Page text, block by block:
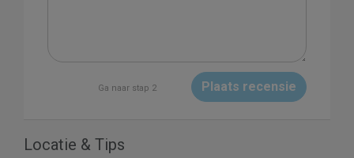
Ga naar stap 2 Plaats recensie
Locatie & Tips